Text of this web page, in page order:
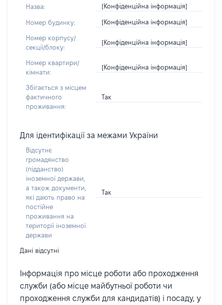
Назва: [Конфіденційна інформація]
Номер будинку: [Конфіденційна інформація]
Номер корпусу/
секції/блоку:
[Конфіденційна інформація]
Номер квартири/
кімнати:
[Конфіденційна інформація]
Збігається з місцем
фактичного
проживання:
Так
Для ідентифікації за межами України
Відсутнє
громадянство
(підданство)
іноземної держави,
а також документи,
які дають право на
постійне
проживання на
території іноземної
держави
Так
Дані відсутні
Інформація про місце роботи або проходження
служби (або місце майбутньої роботи чи
проходження служби для кандидатів) і посаду, у